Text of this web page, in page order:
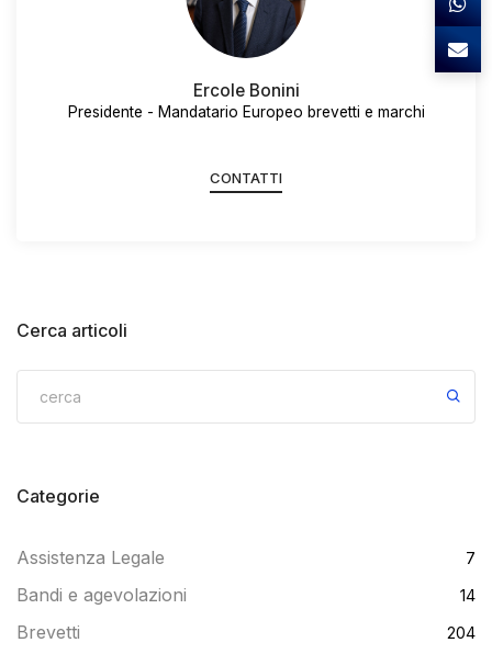
Ercole Bonini
Presidente - Mandatario Europeo brevetti e marchi
CONTATTI
Cerca articoli
Categorie
Assistenza Legale 7
Bandi e agevolazioni 14
Brevetti 204